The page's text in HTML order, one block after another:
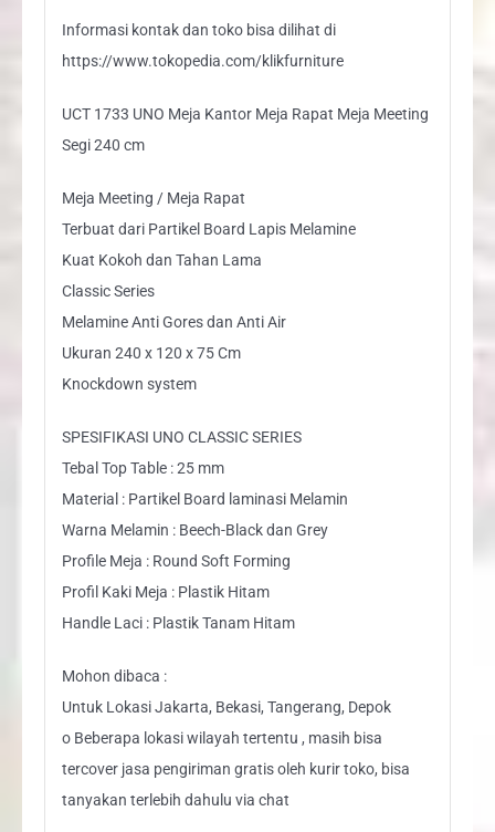
Informasi kontak dan toko bisa dilihat di
https://www.tokopedia.com/klikfurniture
UCT 1733 UNO Meja Kantor Meja Rapat Meja Meeting
Segi 240 cm
Meja Meeting / Meja Rapat
Terbuat dari Partikel Board Lapis Melamine
Kuat Kokoh dan Tahan Lama
Classic Series
Melamine Anti Gores dan Anti Air
Ukuran 240 x 120 x 75 Cm
Knockdown system
SPESIFIKASI UNO CLASSIC SERIES
Tebal Top Table : 25 mm
Material : Partikel Board laminasi Melamin
Warna Melamin : Beech-Black dan Grey
Profile Meja : Round Soft Forming
Profil Kaki Meja : Plastik Hitam
Handle Laci : Plastik Tanam Hitam
Mohon dibaca :
Untuk Lokasi Jakarta, Bekasi, Tangerang, Depok
o Beberapa lokasi wilayah tertentu , masih bisa
tercover jasa pengiriman gratis oleh kurir toko, bisa
tanyakan terlebih dahulu via chat